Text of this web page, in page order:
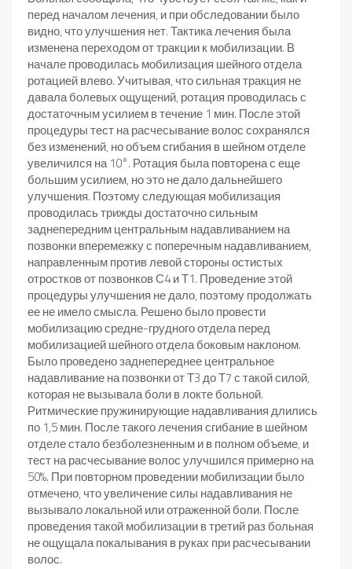
перед началом лечения, и при обследовании было
видно, что улучшения нет. Тактика лечения была
изменена переходом от тракции к мобилизации. В
начале проводилась мобилизация шейного отдела
ротацией влево. Учитывая, что сильная тракция не
давала болевых ощущений, ротация проводилась с
достаточным усилием в течение 1 мин. После этой
процедуры тест на расчесывание волос сохранялся
без изменений, но объем сгибания в шейном отделе
увеличился на 10°. Ротация была повторена с еще
большим усилием, но это не дало дальнейшего
улучшения. Поэтому следующая мобилизация
проводилась трижды достаточно сильным
заднепередним центральным надавливанием на
позвонки вперемежку с поперечным надавливанием,
направленным против левой стороны остистых
отростков от позвонков С4 и Т1. Проведение этой
процедуры улучшения не дало, поэтому продолжать
ее не имело смысла. Решено было провести
мобилизацию средне-грудного отдела перед
мобилизацией шейного отдела боковым наклоном.
Было проведено заднепереднее центральное
надавливание на позвонки от Т3 до Т7 с такой силой,
которая не вызывала боли в локте больной.
Ритмические пружинирующие надавливания длились
по 1,5 мин. После такого лечения сгибание в шейном
отделе стало безболезненным и в полном объеме, и
тест на расчесывание волос улучшился примерно на
50%. При повторном проведении мобилизации было
отмечено, что увеличение силы надавливания не
вызывало локальной или отраженной боли. После
проведения такой мобилизации в третий раз больная
не ощущала покалывания в руках при расчесывании
волос.